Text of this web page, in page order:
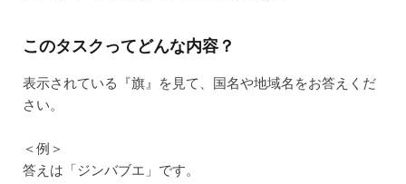
このタスクってどんな内容？
表示されている『旗』を見て、国名や地域名をお答えくだ
さい。
＜例＞
答えは「ジンバブエ」です。